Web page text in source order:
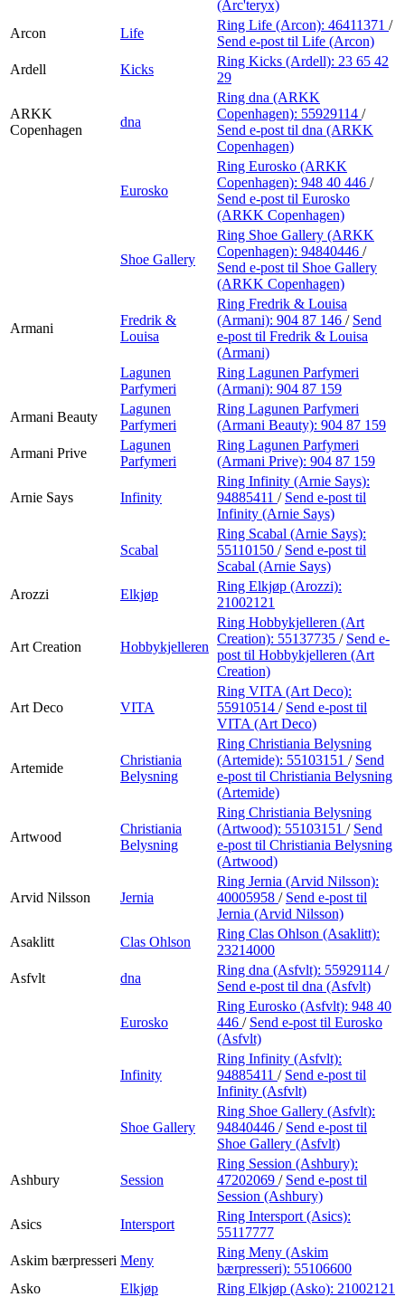
(Arc'teryx)
Arcon
Life
Ring Life (Arcon): 46411371 /
Send e-post til Life (Arcon)
Ardell
Kicks
Ring Kicks (Ardell): 23 65 42
29
ARKK
Copenhagen
dna
Ring dna (ARKK
Copenhagen): 55929114 /
Send e-post til dna (ARKK
Copenhagen)
Eurosko
Ring Eurosko (ARKK
Copenhagen): 948 40 446 /
Send e-post til Eurosko
(ARKK Copenhagen)
Shoe Gallery
Ring Shoe Gallery (ARKK
Copenhagen): 94840446 /
Send e-post til Shoe Gallery
(ARKK Copenhagen)
Armani
Fredrik &
Louisa
Ring Fredrik & Louisa
(Armani): 904 87 146 / Send
e-post til Fredrik & Louisa
(Armani)
Lagunen
Parfymeri
Ring Lagunen Parfymeri
(Armani): 904 87 159
Armani Beauty
Lagunen
Parfymeri
Ring Lagunen Parfymeri
(Armani Beauty): 904 87 159
Armani Prive
Lagunen
Parfymeri
Ring Lagunen Parfymeri
(Armani Prive): 904 87 159
Arnie Says Infinity
Ring Infinity (Arnie Says):
94885411 / Send e-post til
Infinity (Arnie Says)
Scabal
Ring Scabal (Arnie Says):
55110150 / Send e-post til
Scabal (Arnie Says)
Arozzi
Elkjøp
Ring Elkjøp (Arozzi):
21002121
Art Creation Hobbykjelleren
Ring Hobbykjelleren (Art
Creation): 55137735 / Send e-
post til Hobbykjelleren (Art
Creation)
Art Deco VITA
Ring VITA (Art Deco):
55910514 / Send e-post til
VITA (Art Deco)
Artemide
Christiania
Belysning
Ring Christiania Belysning
(Artemide): 55103151 / Send
e-post til Christiania Belysning
(Artemide)
Artwood
Christiania
Belysning
Ring Christiania Belysning
(Artwood): 55103151 / Send
e-post til Christiania Belysning
(Artwood)
Arvid Nilsson Jernia
Ring Jernia (Arvid Nilsson):
40005958 / Send e-post til
Jernia (Arvid Nilsson)
Asaklitt
Clas Ohlson
Ring Clas Ohlson (Asaklitt):
23214000
Asfvlt
dna
Ring dna (Asfvlt): 55929114 /
Send e-post til dna (Asfvlt)
Eurosko
Ring Eurosko (Asfvlt): 948 40
446 / Send e-post til Eurosko
(Asfvlt)
Infinity
Ring Infinity (Asfvlt):
94885411 / Send e-post til
Infinity (Asfvlt)
Shoe Gallery
Ring Shoe Gallery (Asfvlt):
94840446 / Send e-post til
Shoe Gallery (Asfvlt)
Ashbury Session
Ring Session (Ashbury):
47202069 / Send e-post til
Session (Ashbury)
Asics
Intersport
Ring Intersport (Asics):
55117777
Askim bærpresseri Meny
Ring Meny (Askim
bærpresseri): 55106600
Asko
Elkjøp Ring Elkjøp (Asko): 21002121